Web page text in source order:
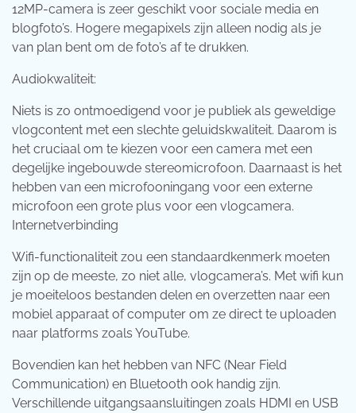
12MP-camera is zeer geschikt voor sociale media en
blogfoto’s. Hogere megapixels zijn alleen nodig als je
van plan bent om de foto’s af te drukken.
Audiokwaliteit:
Niets is zo ontmoedigend voor je publiek als geweldige
vlogcontent met een slechte geluidskwaliteit. Daarom is
het cruciaal om te kiezen voor een camera met een
degelijke ingebouwde stereomicrofoon. Daarnaast is het
hebben van een microfooningang voor een externe
microfoon een grote plus voor een vlogcamera.
Internetverbinding
Wifi-functionaliteit zou een standaardkenmerk moeten
zijn op de meeste, zo niet alle, vlogcamera’s. Met wifi kun
je moeiteloos bestanden delen en overzetten naar een
mobiel apparaat of computer om ze direct te uploaden
naar platforms zoals YouTube.
Bovendien kan het hebben van NFC (Near Field
Communication) en Bluetooth ook handig zijn.
Verschillende uitgangsaansluitingen zoals HDMI en USB